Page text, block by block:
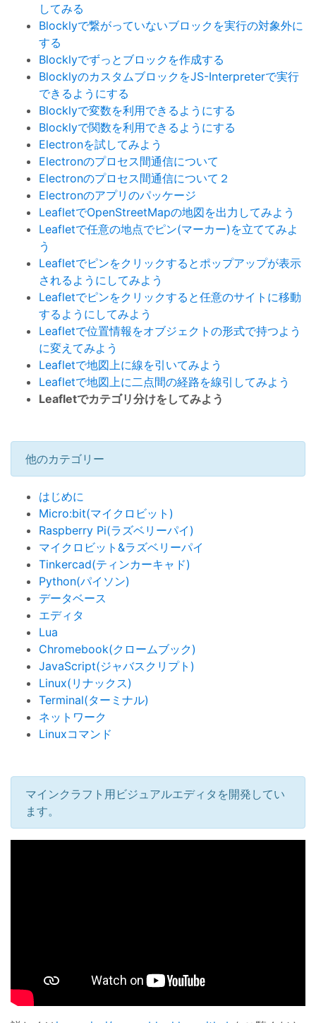
してみる
Blocklyで繋がっていないブロックを実行の対象外に
する
Blocklyでずっとブロックを作成する
BlocklyのカスタムブロックをJS-Interpreterで実行
できるようにする
Blocklyで変数を利用できるようにする
Blocklyで関数を利用できるようにする
Electronを試してみよう
Electronのプロセス間通信について
Electronのプロセス間通信について２
Electronのアプリのパッケージ
LeafletでOpenStreetMapの地図を出力してみよう
Leafletで任意の地点でピン(マーカー)を立ててみよ
う
Leafletでピンをクリックするとポップアップが表示
されるようにしてみよう
Leafletでピンをクリックすると任意のサイトに移動
するようにしてみよう
Leafletで位置情報をオブジェクトの形式で持つよう
に変えてみよう
Leafletで地図上に線を引いてみよう
Leafletで地図上に二点間の経路を線引してみよう
Leafletでカテゴリ分けをしてみよう
他のカテゴリー
はじめに
Micro:bit(マイクロビット)
Raspberry Pi(ラズベリーパイ)
マイクロビット&ラズベリーパイ
Tinkercad(ティンカーキャド)
Python(パイソン)
データベース
エディタ
Lua
Chromebook(クロームブック)
JavaScript(ジャバスクリプト)
Linux(リナックス)
Terminal(ターミナル)
ネットワーク
Linuxコマンド
マインクラフト用ビジュアルエディタを開発してい
ます。